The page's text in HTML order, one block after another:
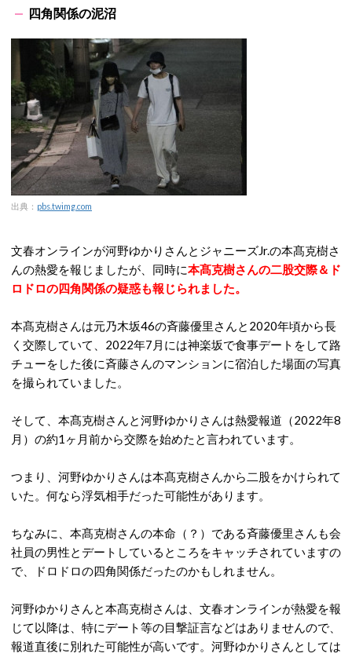
四角関係の泥沼
出典： pbs.twimg.com
文春オンラインが河野ゆかりさんとジャニーズJr.の本髙克樹さ
んの熱愛を報じましたが、同時に本髙克樹さんの二股交際＆ド
ロドロの四角関係の疑惑も報じられました。
本髙克樹さんは元乃木坂46の斉藤優里さんと2020年頃から長
く交際していて、2022年7月には神楽坂で食事デートをして路
チューをした後に斉藤さんのマンションに宿泊した場面の写真
を撮られていました。
そして、本髙克樹さんと河野ゆかりさんは熱愛報道（2022年8
月）の約1ヶ月前から交際を始めたと言われています。
つまり、河野ゆかりさんは本髙克樹さんから二股をかけられて
いた。何なら浮気相手だった可能性があります。
ちなみに、本髙克樹さんの本命（？）である斉藤優里さんも会
社員の男性とデートしているところをキャッチされていますの
で、ドロドロの四角関係だったのかもしれません。
河野ゆかりさんと本髙克樹さんは、文春オンラインが熱愛を報
じて以降は、特にデート等の目撃証言などはありませんので、
報道直後に別れた可能性が高いです。河野ゆかりさんとしては